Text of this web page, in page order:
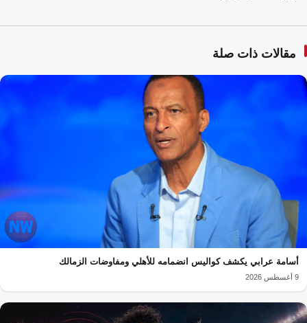
مقالات ذات صلة
أسامة عرابي يكشف كواليس انضمامه للأهلي ومفاوضات الزمالك
9 أغسطس 2026